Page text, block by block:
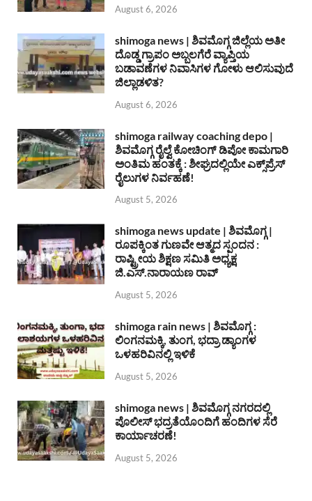
August 6, 2026
shimoga news | ಶಿವಮೊಗ್ಗ ಜಿಲ್ಲೆಯ ಅತೀ
ದೊಡ್ಡ ಗ್ರಾಪಂ ಅಬ್ಬಲಗೆರೆ ವ್ಯಾಪ್ತಿಯ
ಬಡಾವಣೆಗಳ ನಿವಾಸಿಗಳ ಗೋಳು ಆಲಿಸುವುದೆ
ಜಿಲ್ಲಾಡಳಿತ?
August 6, 2026
shimoga railway coaching depo |
ಶಿವಮೊಗ್ಗ ರೈಲ್ವೆ ಕೋಚಿಂಗ್ ಡಿಪೋ ಕಾಮಗಾರಿ
ಅಂತಿಮ ಹಂತಕ್ಕೆ : ಶೀಘ್ರದಲ್ಲಿಯೇ ಎಕ್ಸ್‌ಪ್ರೆಸ್
ರೈಲುಗಳ ನಿರ್ವಹಣೆ!
August 5, 2026
shimoga news update | ಶಿವಮೊಗ್ಗ |
ರೂಪಕ್ಕಿಂತ ಗುಣವೇ ಆತ್ಮದ ಸ್ಪಂದನ :
ರಾಷ್ಟ್ರೀಯ ಶಿಕ್ಷಣ ಸಮಿತಿ ಅಧ್ಯಕ್ಷ
ಜಿ.ಎಸ್.ನಾರಾಯಣ ರಾವ್
August 5, 2026
shimoga rain news | ಶಿವಮೊಗ್ಗ :
ಲಿಂಗನಮಕ್ಕಿ, ತುಂಗ, ಭದ್ರಾ ಡ್ಯಾಂಗಳ
ಒಳಹರಿವಿನಲ್ಲಿ ಇಳಿಕೆ
August 5, 2026
shimoga news | ಶಿವಮೊಗ್ಗ ನಗರದಲ್ಲಿ
ಪೊಲೀಸ್ ಭದ್ರತೆಯೊಂದಿಗೆ ಹಂದಿಗಳ ಸೆರೆ
ಕಾರ್ಯಾಚರಣೆ!
August 5, 2026